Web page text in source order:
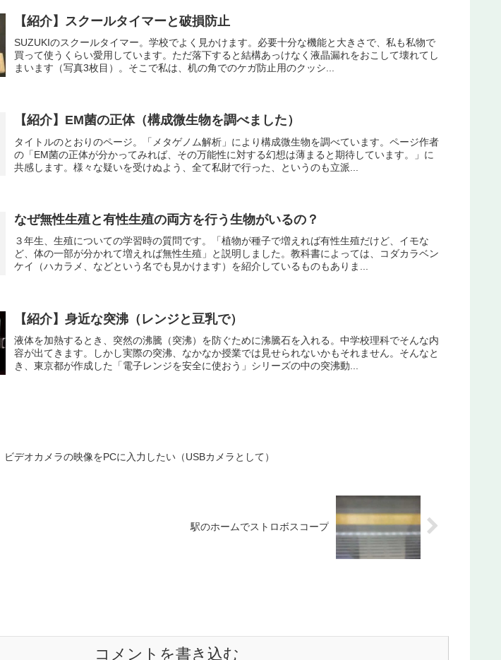
【紹介】スクールタイマーと破損防止
SUZUKIのスクールタイマー。学校でよく見かけます。必要十分な機能と大きさで、私も私物で
買って使うくらい愛用しています。ただ落下すると結構あっけなく液晶漏れをおこして壊れてし
まいます（写真3枚目）。そこで私は、机の角でのケガ防止用のクッシ...
【紹介】EM菌の正体（構成微生物を調べました）
タイトルのとおりのページ。「メタゲノム解析」により構成微生物を調べています。ページ作者
の「EM菌の正体が分かってみれば、その万能性に対する幻想は薄まると期待しています。」に
共感します。様々な疑いを受けぬよう、全て私財で行った、というのも立派...
なぜ無性生殖と有性生殖の両方を行う生物がいるの？
３年生、生殖についての学習時の質問です。「植物が種子で増えれば有性生殖だけど、イモな
ど、体の一部が分かれて増えれば無性生殖」と説明しました。教科書によっては、コダカラベン
ケイ（ハカラメ、などという名でも見かけます）を紹介しているものもありま...
【紹介】身近な突沸（レンジと豆乳で）
液体を加熱するとき、突然の沸騰（突沸）を防ぐために沸騰石を入れる。中学校理科でそんな内
容が出てきます。しかし実際の突沸、なかなか授業では見せられないかもそれません。そんなと
き、東京都が作成した「電子レンジを安全に使おう」シリーズの中の突沸動...
ビデオカメラの映像をPCに入力したい（USBカメラとして）
駅のホームでストロボスコープ
コメントを書き込む